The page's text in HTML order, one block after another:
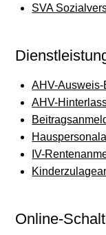
SVA
AHV-
AHV-
IV-
Online-